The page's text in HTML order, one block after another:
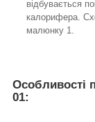
відбувається
калорифера.
малюнку 1.
Особливості
01: